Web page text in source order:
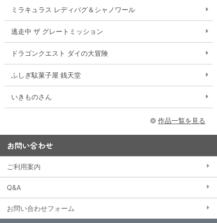
ミラキュラス レディバグ＆シャノワール
逃走中 ザ グレートミッション
ドラゴンクエスト ダイの大冒険
ふしぎ駄菓子屋 銭天堂
いきものさん
作品一覧を見る
お問い合わせ
ご利用案内
Q&A
お問い合わせフォーム